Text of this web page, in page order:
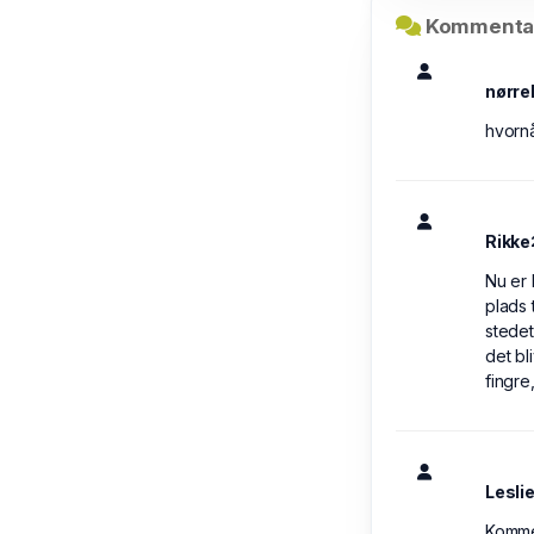
Rikke
Nu er
plads
det